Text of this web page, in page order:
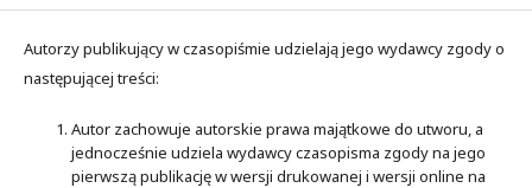
Autorzy publikujący w czasopiśmie udzielają jego wydawcy zgody o
następującej treści:
Autor zachowuje autorskie prawa majątkowe do utworu, a
jednocześnie udziela wydawcy czasopisma zgody na jego
pierwszą publikację w wersji drukowanej i wersji online na